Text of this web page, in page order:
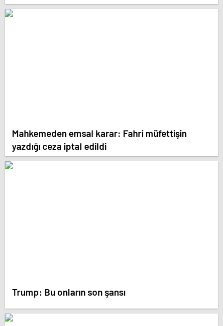
Mahkemeden emsal karar: Fahri müfettişin
yazdığı ceza iptal edildi
Trump: Bu onların son şansı